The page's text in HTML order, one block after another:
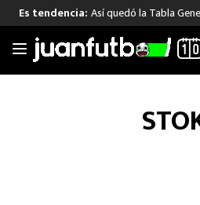
Saltar
Es tendencia: Así quedó la Tabla